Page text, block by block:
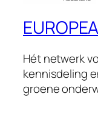
Hét netwerk
kennisdeling
groene